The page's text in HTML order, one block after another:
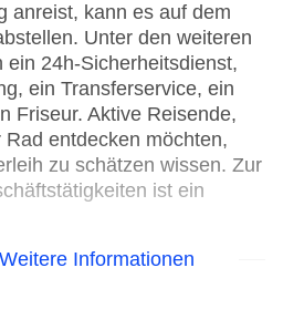
anreist, kann es auf dem
Unter den weiteren
ein 24h-Sicherheitsdienst,
ein Transferservice, ein
Friseur. Aktive Reisende,
entdecken möchten,
zu schätzen wissen. Zur
ist ein
Weitere Informationen